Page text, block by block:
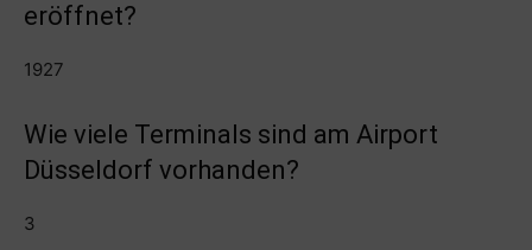
eröffnet?
1927
Wie viele Terminals sind am Airport
Düsseldorf vorhanden?
3